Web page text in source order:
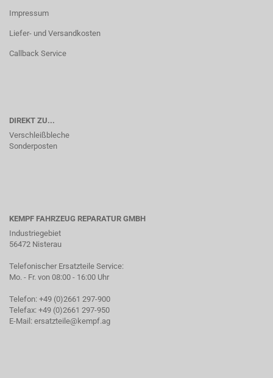
Impressum
Liefer- und Versandkosten
Callback Service
DIREKT ZU...
Verschleißbleche
Sonderposten
KEMPF FAHRZEUG REPARATUR GMBH
Industriegebiet
56472 Nisterau
Telefonischer Ersatzteile Service:
Mo. - Fr. von 08:00 - 16:00 Uhr
Telefon: +49 (0)2661 297-900
Telefax: +49 (0)2661 297-950
E-Mail: ersatzteile@kempf.ag